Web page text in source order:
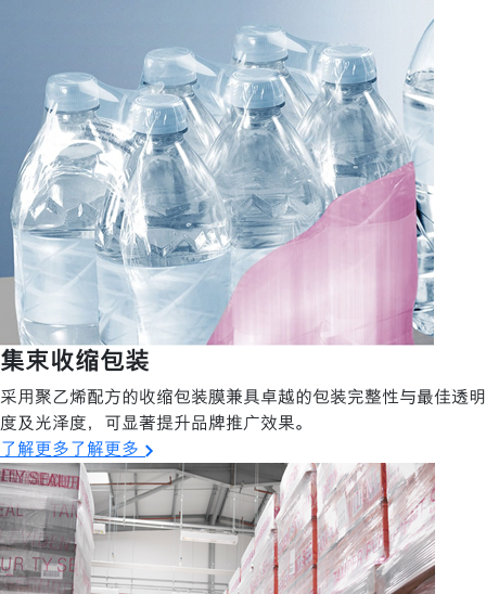
集束收缩包装
采用聚乙烯配方的收缩包装膜兼具卓越的包装完整性与最佳透明
度及光泽度，可显著提升品牌推广效果。
了解更多了解更多